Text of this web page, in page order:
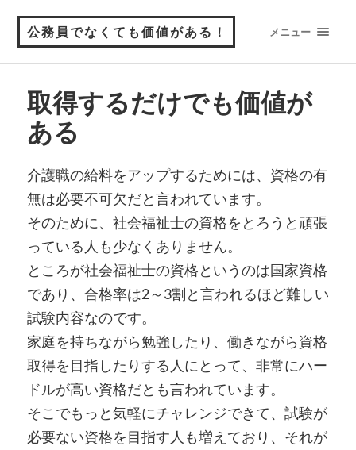
公務員でなくても価値がある！ メニュー
取得するだけでも価値が
ある
介護職の給料をアップするためには、資格の有
無は必要不可欠だと言われています。
そのために、社会福祉士の資格をとろうと頑張
っている人も少なくありません。
ところが社会福祉士の資格というのは国家資格
であり、合格率は2～3割と言われるほど難しい
試験内容なのです。
家庭を持ちながら勉強したり、働きながら資格
取得を目指したりする人にとって、非常にハー
ドルが高い資格だとも言われています。
そこでもっと気軽にチャレンジできて、試験が
必要ない資格を目指す人も増えており、それが